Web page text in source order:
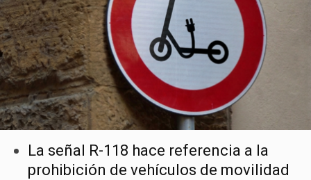
La señal R-118 hace referencia a la
prohibición de vehículos de movilidad